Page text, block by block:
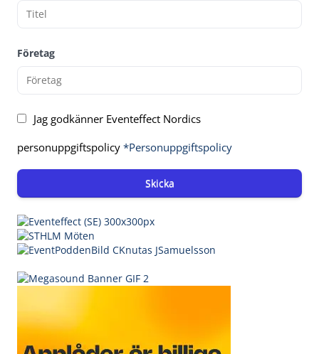
Företag
Jag godkänner Eventeffect Nordics
personuppgiftspolicy *Personuppgiftspolicy
Skicka